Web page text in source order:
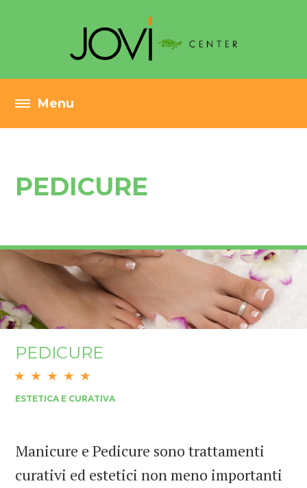
PEDICURE
PEDICURE
ESTETICA E CURATIVA
Manicure e Pedicure sono trattamenti
curativi ed estetici non meno importanti